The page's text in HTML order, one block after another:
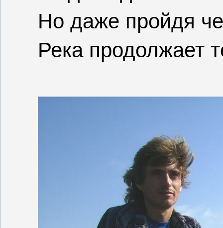
Но даже пройдя
Река продолжает